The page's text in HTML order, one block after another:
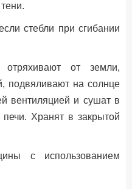
стебли при сгибании
от земли,
подвяливают на солнце
вентиляцией и сушат в
Хранят в закрытой
с использованием